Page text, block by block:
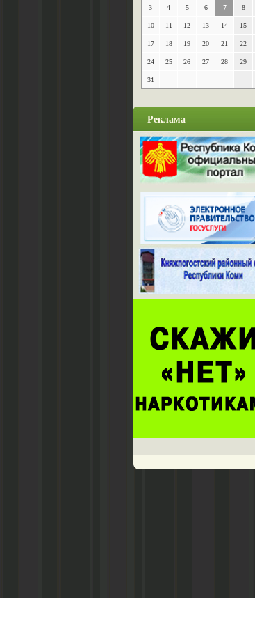
3 4 5 6 7 8
10 11 12 13 14 15
17 18 19 20 21 22
24 25 26 27 28 29
31
Реклама